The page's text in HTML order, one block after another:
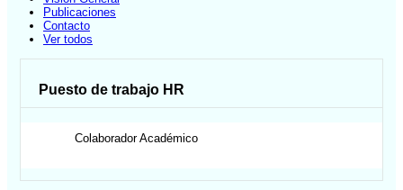
Publicaciones
Contacto
Ver todos
Puesto de trabajo HR
Colaborador Académico